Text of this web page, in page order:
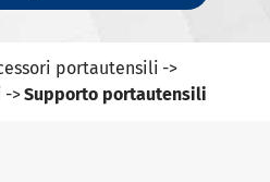
portautensili
Supporto portautensili